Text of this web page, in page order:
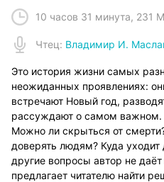
10 часов 31 минута, 231
Чтец: Владимир И.
Это история жизни самых
неожиданных проявлениях:
встречают Новый год,
рассуждают о самом важном.
Можно ли скрыться от
доверять людям? Куда уходит
другие вопросы автор не
предлагает читателю найти